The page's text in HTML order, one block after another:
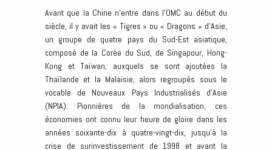
Avant que la Chine n’entre dans l’OMC au début du
siècle, il y avait les « Tigres » ou « Dragons » d’Asie,
un groupe de quatre pays du Sud-Est asiatique,
composé de la Corée du Sud, de Singapour, Hong-
Kong et Taïwan, auxquels se sont ajoutées la
Thaïlande et la Malaisie, alors regroupés sous le
vocable de Nouveaux Pays Industrialisés d’Asie
(NPIA). Pionnières de la mondialisation, ces
économies ont connu leur heure de gloire dans les
années soixante-dix à quatre-vingt-dix, jusqu’à la
crise de surinvestissement de 1998 et avant la